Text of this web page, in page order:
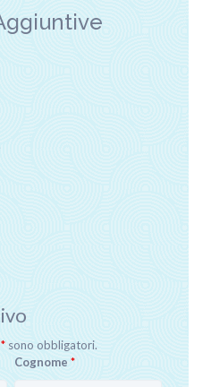
* sono obbligatori.
Cognome*